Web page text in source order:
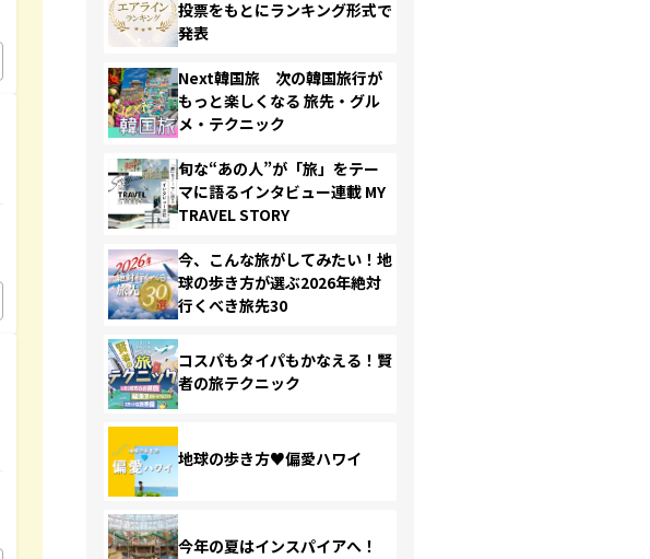
投票をもとにランキング形式で
発表
Next韓国旅 次の韓国旅行が
もっと楽しくなる 旅先・グル
メ・テクニック
旬な“あの人”が「旅」をテー
マに語るインタビュー連載 MY
TRAVEL STORY
今、こんな旅がしてみたい！地
球の歩き方が選ぶ2026年絶対
行くべき旅先30
コスパもタイパもかなえる！賢
者の旅テクニック
地球の歩き方♥偏愛ハワイ
今年の夏はインスパイアへ！